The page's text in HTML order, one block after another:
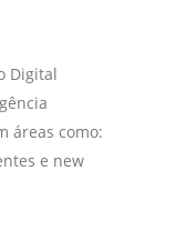
Digital
áreas como:
e new